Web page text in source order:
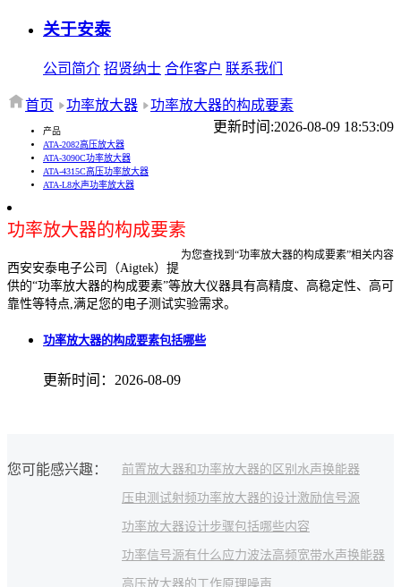
关于安泰
公司简介 招贤纳士 合作客户 联系我们
首页 功率放大器
功率放大器的构成要素
更新时间:2026-08-09 18:53:09
产品
ATA-2082高压放大器
ATA-3090C功率放大器
ATA-4315C高压功率放大器
ATA-L8水声功率放大器
功率放大器的构成要素
为您查找到“功率放大器的构成要素”相关内容
西安安泰电子公司（Aigtek）提
供的“功率放大器的构成要素”等放大仪器具有高精度、高稳定性、高可
靠性等特点,满足您的电子测试实验需求。
功率放大器的构成要素包括哪些
更新时间：2026-08-09
您可能感兴趣： 前置放大器和功率放大器的区别 水声换能器
压电测试射频功率放大器的设计激励信号源
功率放大器设计步骤包括哪些内容
功率信号源有什么应力波法高频宽带水声换能器
高压放大器的工作原理噪声